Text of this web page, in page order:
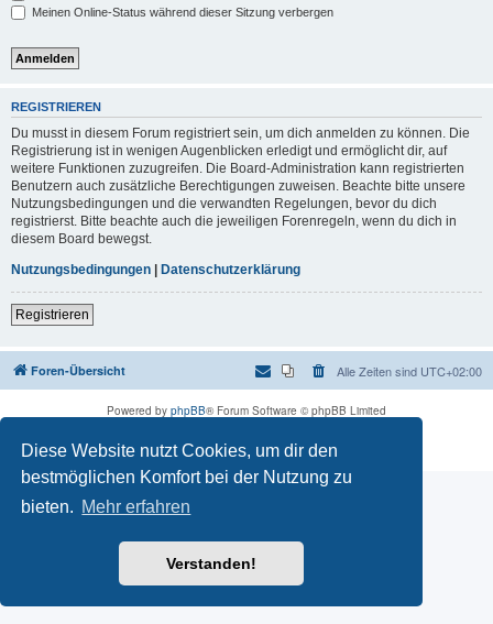
Diese Website nutzt Cookies, um dir den
bestmöglichen Komfort bei der Nutzung zu
bieten. Mehr erfahren
Verstanden!
Meinen Online-Status während dieser Sitzung verbergen
REGISTRIEREN
Du musst in diesem Forum registriert sein, um dich anmelden zu können. Die
Registrierung ist in wenigen Augenblicken erledigt und ermöglicht dir, auf
weitere Funktionen zuzugreifen. Die Board-Administration kann registrierten
Benutzern auch zusätzliche Berechtigungen zuweisen. Beachte bitte unsere
Nutzungsbedingungen und die verwandten Regelungen, bevor du dich
registrierst. Bitte beachte auch die jeweiligen Forenregeln, wenn du dich in
diesem Board bewegst.
Nutzungsbedingungen | Datenschutzerklärung
Registrieren
Foren-Übersicht Alle Zeiten sind UTC+02:00
Powered by phpBB® Forum Software © phpBB Limited
Datenschutz|Nutzungsbedingungen